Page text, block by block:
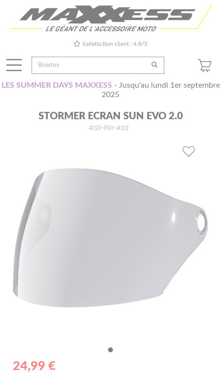
Satisfaction client : 4.8/5
LES SUMMER DAYS MAXXESS - Jusqu'au lundi 1er septembre
2025
STORMER ECRAN SUN EVO 2.0
4121-F01-A02
24,99 €